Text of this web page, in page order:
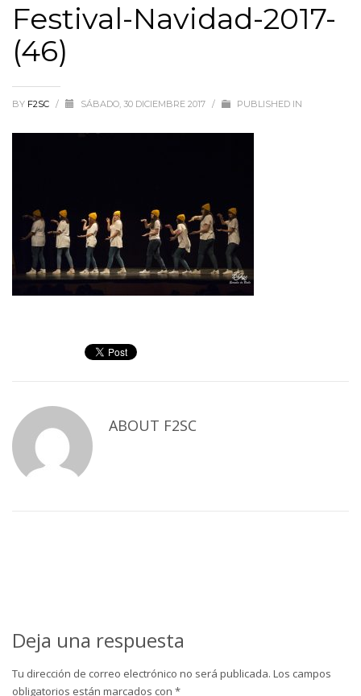
Festival-Navidad-2017-
(46)
BY F2SC / SÁBADO, 30 DICIEMBRE 2017 / PUBLISHED IN
ABOUT F2SC
Deja una respuesta
Tu dirección de correo electrónico no será publicada. Los campos
obligatorios están marcados con *